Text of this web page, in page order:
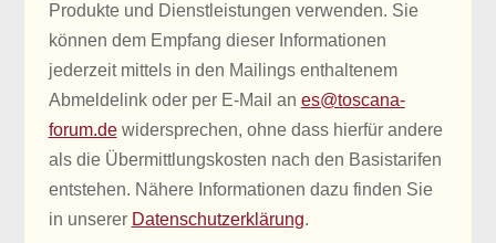
Produkte und Dienstleistungen verwenden. Sie
können dem Empfang dieser Informationen
jederzeit mittels in den Mailings enthaltenem
Abmeldelink oder per E-Mail an es@toscana-
forum.dewidersprechen, ohne dass hierfür andere
als die Übermittlungskosten nach den Basistarifen
entstehen. Nähere Informationen dazu finden Sie
in unserer Datenschutzerklärung.